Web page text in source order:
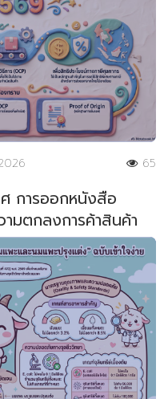
65
ศ การออกหนังสือ
มตกลงการค้าสินค้า